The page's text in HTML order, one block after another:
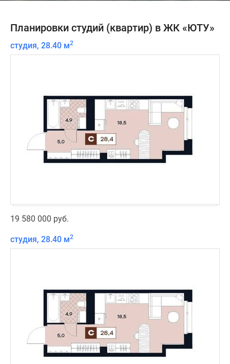
Планировки студий (квартир) в ЖК «ЮТУ»
студия, 28.40 м2
19 580 000 руб.
студия, 28.40 м2